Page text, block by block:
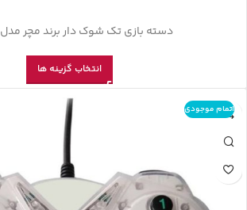
دسته بازی تک شوک دار برند مچر مدل MR-60
انتخاب گزینه ها
اتمام موجودی